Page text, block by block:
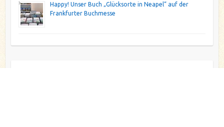
Happy! Unser Buch „Glücksorte in Neapel“ auf der
Frankfurter Buchmesse